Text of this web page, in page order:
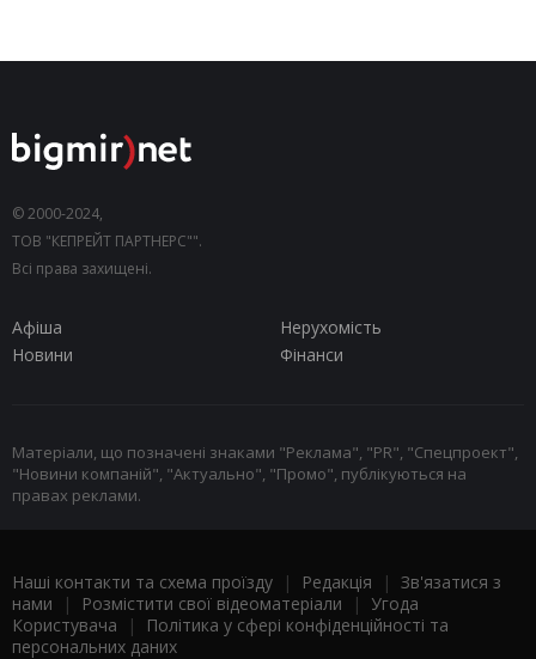
© 2000-2024,
ТОВ "КЕПРЕЙТ ПАРТНЕРС"".
Всі права захищені.
Афіша
Нерухомість
Новини
Фінанси
Матеріали, що позначені знаками "Реклама", "PR", "Спецпроект",
"Новини компаній", "Актуально", "Промо", публікуються на
правах реклами.
Наші контакти та схема проїзду | Редакція | Зв'язатися з
нами | Розмістити свої відеоматеріали | Угода
Користувача |
Політика у сфері конфіденційності та
персональних даних